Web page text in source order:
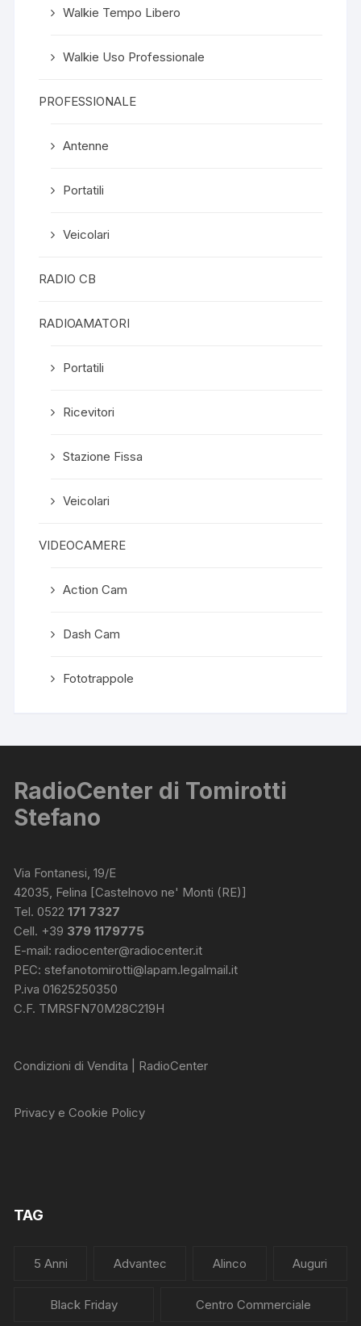
Walkie Tempo Libero
Walkie Uso Professionale
PROFESSIONALE
Antenne
Portatili
Veicolari
RADIO CB
RADIOAMATORI
Portatili
Ricevitori
Stazione Fissa
Veicolari
VIDEOCAMERE
Action Cam
Dash Cam
Fototrappole
RadioCenter di Tomirotti
Stefano
Via Fontanesi, 19/E
42035, Felina [Castelnovo ne' Monti (RE)]
Tel. 0522171 7327
Cell. +39 379 1179775
E-mail:radiocenter@radiocenter.it
PEC:stefanotomirotti@lapam.legalmail.it
P.iva 01625250350
C.F. TMRSFN70M28C219H
Condizioni di Vendita | RadioCenter
Privacy e Cookie Policy
TAG
5 Anni Advantec Alinco Auguri
Black Friday Centro Commerciale